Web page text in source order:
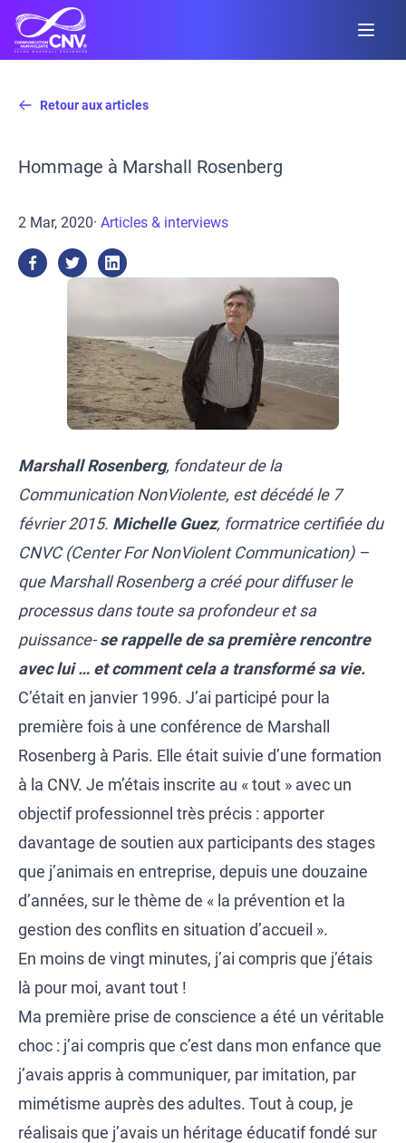
Retour aux articles
Hommage à Marshall Rosenberg
2 Mar, 2020· Articles & interviews
Marshall Rosenberg, fondateur de la
Communication NonViolente, est décédé le 7
février 2015. Michelle Guez, formatrice certifiée du
CNVC (Center For NonViolent Communication) –
que Marshall Rosenberg a créé pour diffuser le
processus dans toute sa profondeur et sa
puissance-se rappelle de sa première rencontre
avec lui … et comment cela a transformé sa vie.
C’était en janvier 1996. J’ai participé pour la
première fois à une conférence de Marshall
Rosenberg à Paris. Elle était suivie d’une formation
à la CNV. Je m’étais inscrite au « tout » avec un
objectif professionnel très précis : apporter
davantage de soutien aux participants des stages
que j’animais en entreprise, depuis une douzaine
d’années, sur le thème de « la prévention et la
gestion des conflits en situation d’accueil ».
En moins de vingt minutes, j’ai compris que j’étais
là pour moi, avant tout !
Ma première prise de conscience a été un véritable
choc : j’ai compris que c’est dans mon enfance que
j’avais appris à communiquer, par imitation, par
mimétisme auprès des adultes. Tout à coup, je
réalisais que j’avais un héritage éducatif fondé sur